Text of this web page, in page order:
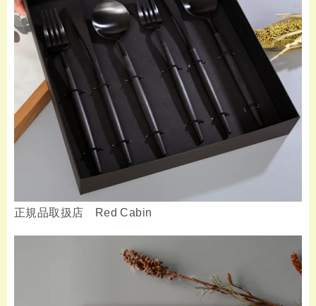
正規品取扱店 Red Cabin